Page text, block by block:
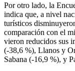
Por otro lado, la
indica que, a nivel
turísticos
comparación con el
vieron reducidos sus
(-38,6 %), Llanos y
Sabana (-16,9 %), y